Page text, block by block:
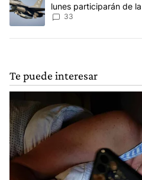
lunes participarán de
Aérea
33